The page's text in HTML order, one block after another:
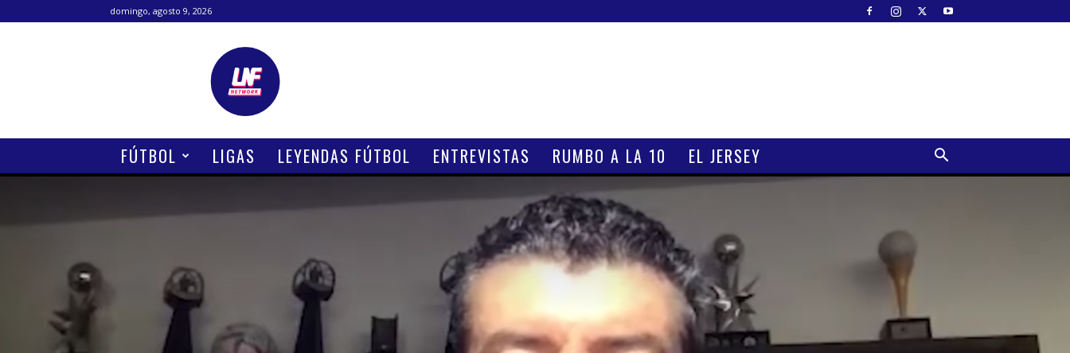
domingo, agosto 9, 2026
Lanetafutbolera
FÚTBOL LIGAS LEYENDAS FÚTBOL ENTREVISTAS RUMBO A LA 10 EL JERSEY